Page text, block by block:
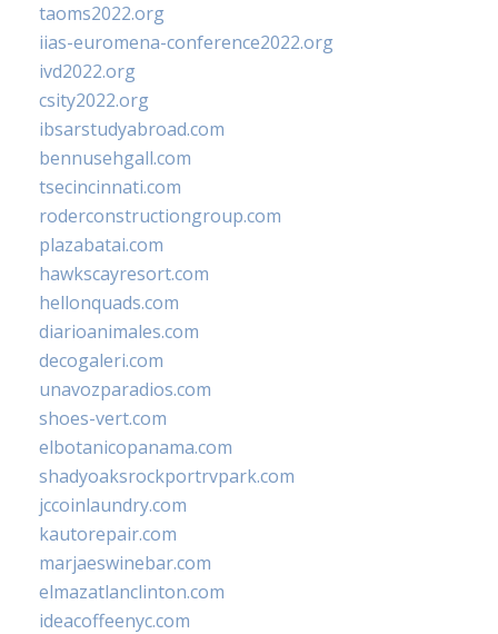
taoms2022.org
iias-euromena-conference2022.org
ivd2022.org
csity2022.org
ibsarstudyabroad.com
bennusehgall.com
tsecincinnati.com
roderconstructiongroup.com
plazabatai.com
hawkscayresort.com
hellonquads.com
diarioanimales.com
decogaleri.com
unavozparadios.com
shoes-vert.com
elbotanicopanama.com
shadyoaksrockportrvpark.com
jccoinlaundry.com
kautorepair.com
marjaeswinebar.com
elmazatlanclinton.com
ideacoffeenyc.com